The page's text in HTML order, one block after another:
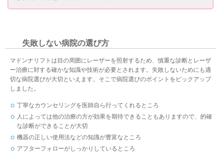
失敗しない病院の選び方
マドンナリフトは目の周囲にレーザーを照射するため、慎重な診断とレーザ
ー治療に対する確かな知識や技術が必要とされます。失敗しないためにも適
切な病院選びが大切といえます。そこで病院選びのポイントをピックアップ
しました。
丁寧なカウンセリングを医師自ら行ってくれるところ
人によっては他の治療の方が効果を期待できることもありますので、的確
な診断ができることが大切
機器の正しい使用法などの知識が豊富なところ
アフターフォローがしっかりしているところ